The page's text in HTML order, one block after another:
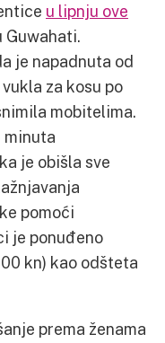
u lipnju ove
Guwahati.
je napadnuta od
za kosu po
mobitelima.
je obišla sve
pomoći
je ponuđeno
kn) kao odšteta
prema ženama